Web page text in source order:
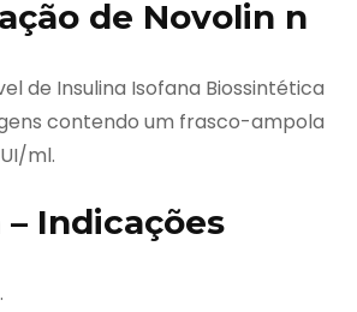
de Novolin n
de Insulina Isofana Biossintética
contendo um frasco-ampola
ml.
Indicações